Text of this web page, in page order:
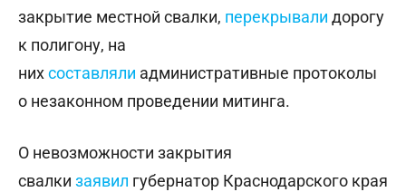
закрытие местной свалки, перекрывали дорогу
к полигону, на
нихсоставляли административные протоколы
о незаконном проведении митинга.
О невозможности закрытия
свалки заявил губернатор Краснодарского края